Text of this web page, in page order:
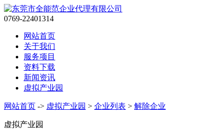
0769-22401314
网站首页
关于我们
服务项目
资料下载
新闻资讯
虚拟产业园
网站首页 -> 虚拟产业园 > 企业列表 > 解除企业
虚拟产业园